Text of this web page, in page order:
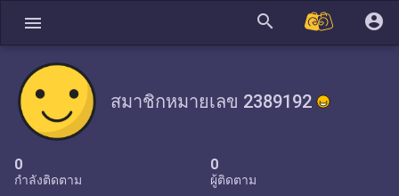
menu search account_circle
สมาชิกหมายเลข 2389192
0
กำลังติดตาม
0
ผู้ติดตาม